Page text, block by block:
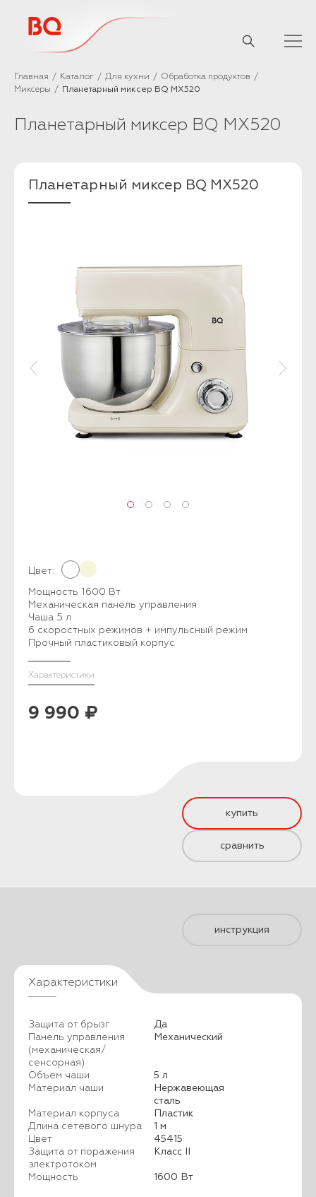
Главная Каталог Для кухни
Обработка продуктов
Миксеры
Планетарный миксер BQ MX520
Планетарный миксер BQ MX520
Планетарный миксер BQ MX520
Цвет:
Мощность 1600 Вт
Механическая панель управления
Чаша 5 л
6 скоростных режимов + импульсный режим
Прочный пластиковый корпус
Характеристики
9 990 ₽
купить
сравнить
инструкция
Характеристики
Защита от брызг
Да
Панель управления
(механическая/
сенсорная)
Механический
Объем чаши
5 л
Материал чаши
Нержавеющая
сталь
Материал корпуса
Пластик
Длина сетевого шнура
1 м
Цвет
45415
Защита от поражения
электротоком
Класс II
Мощность 1600 Вт